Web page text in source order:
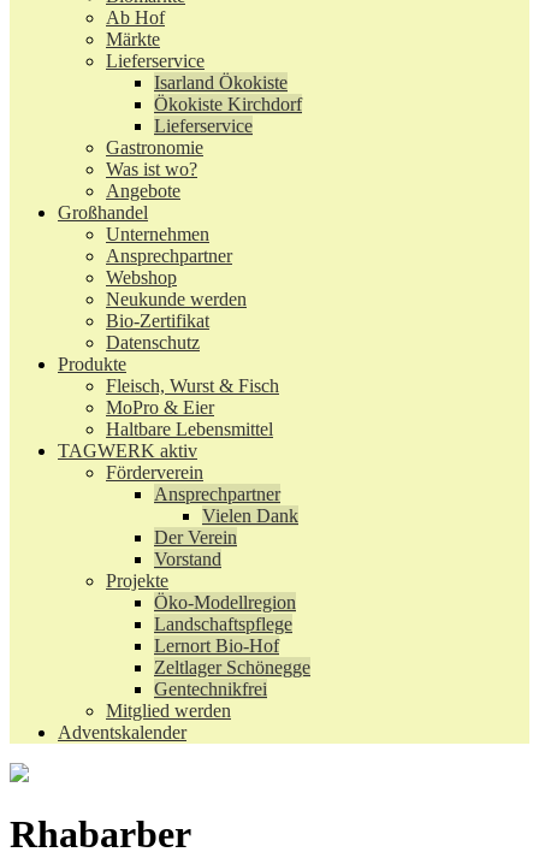
Ab Hof
Märkte
Lieferservice
Isarland Ökokiste
Ökokiste Kirchdorf
Lieferservice
Gastronomie
Was ist wo?
Angebote
Großhandel
Unternehmen
Ansprechpartner
Webshop
Neukunde werden
Bio-Zertifikat
Datenschutz
Produkte
Fleisch, Wurst & Fisch
MoPro & Eier
Haltbare Lebensmittel
TAGWERK aktiv
Förderverein
Ansprechpartner
Vielen Dank
Der Verein
Vorstand
Projekte
Öko-Modellregion
Landschaftspflege
Lernort Bio-Hof
Zeltlager Schönegge
Gentechnikfrei
Mitglied werden
Adventskalender
Rhabarber